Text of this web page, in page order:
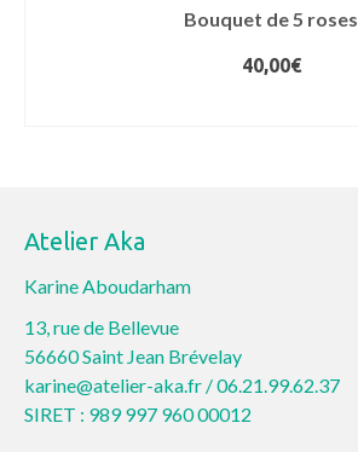
Bouquet de 5 roses
40,00€
Atelier Aka
Karine Aboudarham
13, rue de Bellevue
56660 Saint Jean Brévelay
karine@atelier-aka.fr /06.21.99.62.37
SIRET : 989 997 960 00012